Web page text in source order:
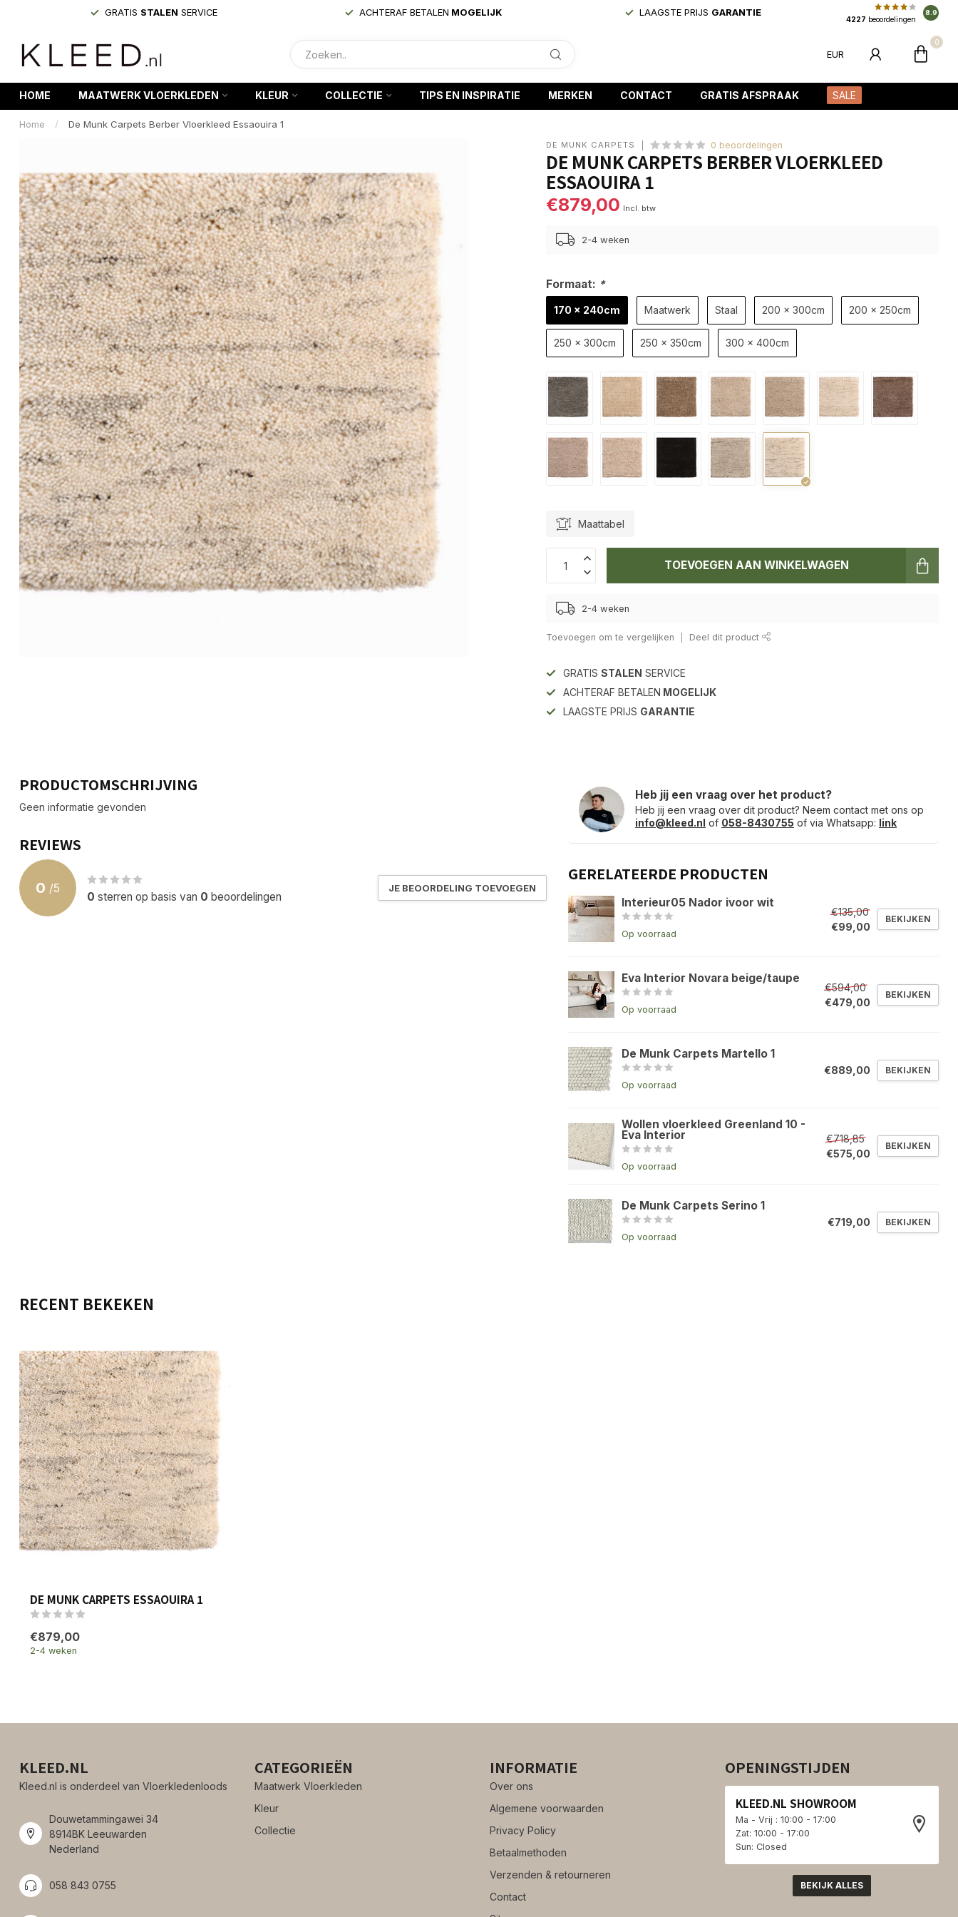
GRATIS STALEN SERVICE ACHTERAF BETALEN MOGELIJK LAAGSTE PRIJS GARANTIE
4227 beoordelingen
8.9
EUR
0
HOME MAATWERK VLOERKLEDEN KLEUR COLLECTIE TIPS EN INSPIRATIE MERKEN CONTACT GRATIS AFSPRAAK SALE
Home / De Munk Carpets Berber Vloerkleed Essaouira 1
DE MUNK CARPETS 0 beoordelingen
DE MUNK CARPETS BERBER VLOERKLEED
ESSAOUIRA 1
€879,00 Incl. btw
2-4 weken
Formaat: *
170 x 240cm Maatwerk Staal 200 x 300cm 200 x 250cm
250 x 300cm 250 x 350cm 300 x 400cm
Maattabel
TOEVOEGEN AAN WINKELWAGEN
2-4 weken
Toevoegen om te vergelijken Deel dit product
GRATISSTALEN SERVICE
ACHTERAF BETALEN MOGELIJK
LAAGSTE PRIJS GARANTIE
PRODUCTOMSCHRIJVING
Geen informatie gevonden
REVIEWS
0 /5
0 sterren op basis van 0 beoordelingen
JE BEOORDELING TOEVOEGEN
Heb jij een vraag over het product?
Heb jij een vraag over dit product? Neem contact met ons op
info@kleed.nl of 058-8430755 of via Whatsapp: link
GERELATEERDE PRODUCTEN
Interieur05 Nador ivoor wit
Op voorraad
€135,00
€99,00
BEKIJKEN
Eva Interior Novara beige/taupe
Op voorraad
€594,00
€479,00
BEKIJKEN
De Munk Carpets Martello 1
Op voorraad
€889,00 BEKIJKEN
Wollen vloerkleed Greenland 10 -
Eva Interior
Op voorraad
€718,85
€575,00
BEKIJKEN
De Munk Carpets Serino 1
Op voorraad
€719,00 BEKIJKEN
RECENT BEKEKEN
DE MUNK CARPETS ESSAOUIRA 1
€879,00
2-4 weken
KLEED.NL
Kleed.nl is onderdeel van Vloerkledenloods
Douwetammingawei 34
8914BK Leeuwarden
Nederland
058 843 0755
CATEGORIEËN
Maatwerk Vloerkleden
Kleur
Collectie
INFORMATIE
Over ons
Algemene voorwaarden
Privacy Policy
Betaalmethoden
Verzenden & retourneren
Contact
OPENINGSTIJDEN
KLEED.NL SHOWROOM
Ma - Vrij : 10:00 - 17:00
Zat: 10:00 - 17:00
Sun: Closed
BEKIJK ALLES